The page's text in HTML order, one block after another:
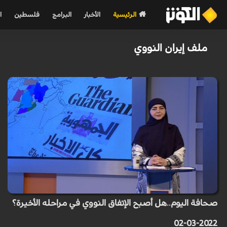
الرئيسية الأخبار البرامج فلسطين
ملف إيران النووي
صحافة اليوم..هل أصبح الإتفاق النووي في مراحله الأخيرة؟
2022-03-02